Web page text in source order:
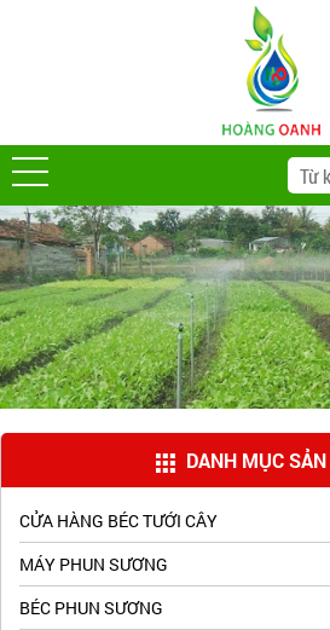
DANH MỤC
CỬA HÀNG BÉC TƯỚI CÂY
MÁY PHUN SƯƠNG
BÉC PHUN SƯƠNG